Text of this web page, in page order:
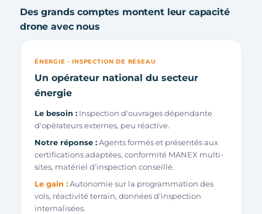
Des grands comptes montent leur capacité
drone avec nous
ÉNERGIE · INSPECTION DE RÉSEAU
Un opérateur national du secteur
énergie
Le besoin : Inspection d'ouvrages dépendante
d'opérateurs externes, peu réactive.
Notre réponse :Agents formés et présentés aux
certifications adaptées, conformité MANEX multi-
sites, matériel d'inspection conseillé.
Le gain :Autonomie sur la programmation des
vols, réactivité terrain, données d'inspection
internalisées.